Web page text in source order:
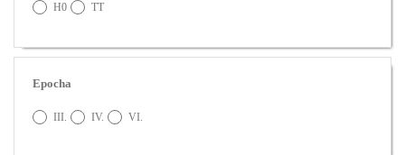
H0 TT
Epocha
III. IV. VI.